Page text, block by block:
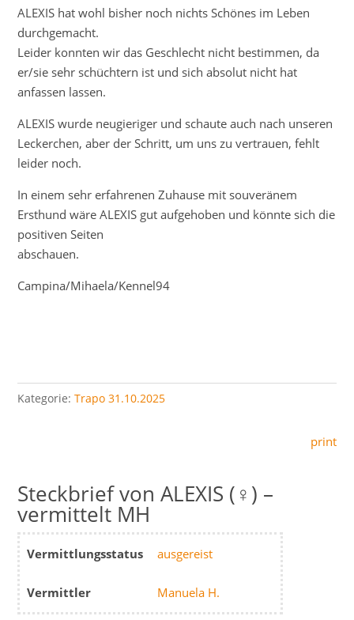
ALEXIS hat wohl bisher noch nichts Schönes im Leben
durchgemacht.
Leider konnten wir das Geschlecht nicht bestimmen, da
er/sie sehr schüchtern ist und sich absolut nicht hat
anfassen lassen.
ALEXIS wurde neugieriger und schaute auch nach unseren
Leckerchen, aber der Schritt, um uns zu vertrauen, fehlt
leider noch.
In einem sehr erfahrenen Zuhause mit souveränem
Ersthund wäre ALEXIS gut aufgehoben und könnte sich die
positiven Seiten
abschauen.
Campina/Mihaela/Kennel94
Kategorie:Trapo 31.10.2025
print
ALEXIS (♀) –
vermittelt MH
Vermittlungsstatus ausgereist
Vermittler Manuela H.